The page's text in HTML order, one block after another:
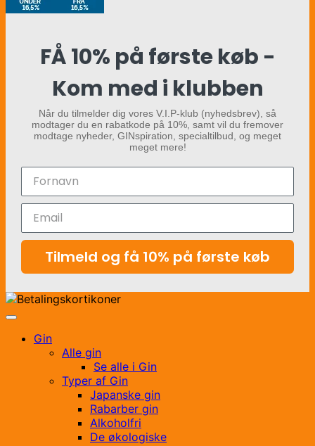
FÅ 10% på første køb -
Kom med i klubben
Når du tilmelder dig vores V.I.P-klub (nyhedsbrev), så
modtager du en rabatkode på 10%, samt vil du fremover
modtage nyheder, GINspiration, specialtilbud, og meget
meget mere!
Tilmeld og få 10% på første køb
Gin
Alle gin
Se alle i Gin
Typer af Gin
Japanske gin
Rabarber gin
Alkoholfri
De økologiske